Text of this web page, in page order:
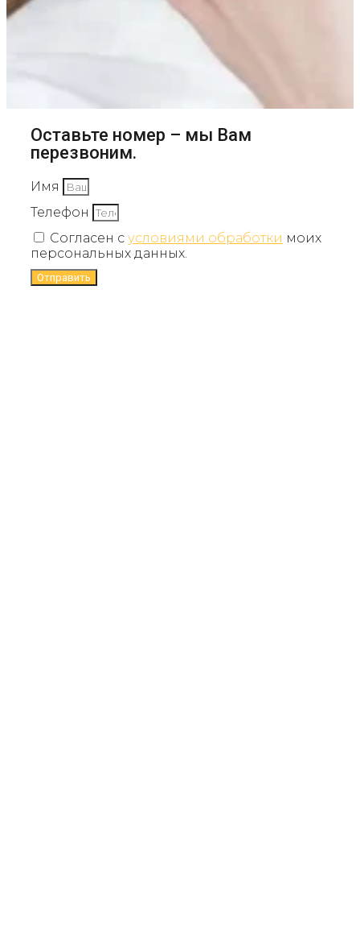
Оставьте номер – мы Вам
перезвоним.
Имя
Телефон
Согласен с условиями обработки моих
персональных данных.
Отправить